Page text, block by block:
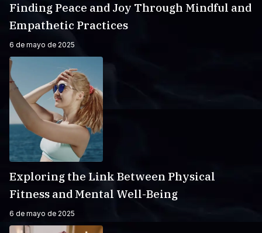
Finding Peace and Joy Through Mindful and
Empathetic Practices
6 de mayo de 2025
Exploring the Link Between Physical
Fitness and Mental Well-Being
6 de mayo de 2025